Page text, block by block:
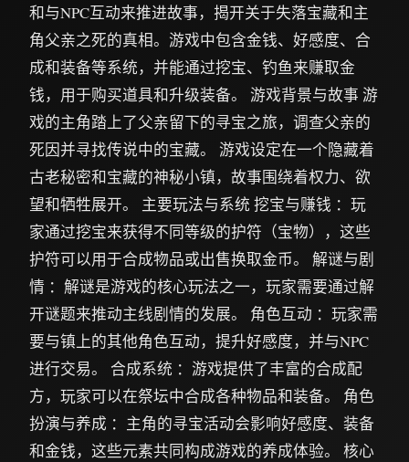
和与NPC互动来推进故事，揭开关于失落宝藏和主
角父亲之死的真相。游戏中包含金钱、好感度、合
成和装备等系统，并能通过挖宝、钓鱼来赚取金
钱，用于购买道具和升级装备。 游戏背景与故事 游
戏的主角踏上了父亲留下的寻宝之旅，调查父亲的
死因并寻找传说中的宝藏。 游戏设定在一个隐藏着
古老秘密和宝藏的神秘小镇，故事围绕着权力、欲
望和牺牲展开。 主要玩法与系统 挖宝与赚钱 ：玩
家通过挖宝来获得不同等级的护符（宝物），这些
护符可以用于合成物品或出售换取金币。 解谜与剧
情 ：解谜是游戏的核心玩法之一，玩家需要通过解
开谜题来推动主线剧情的发展。 角色互动 ：玩家需
要与镇上的其他角色互动，提升好感度，并与NPC
进行交易。 合成系统 ：游戏提供了丰富的合成配
方，玩家可以在祭坛中合成各种物品和装备。 角色
扮演与养成 ：主角的寻宝活动会影响好感度、装备
和金钱，这些元素共同构成游戏的养成体验。 核心